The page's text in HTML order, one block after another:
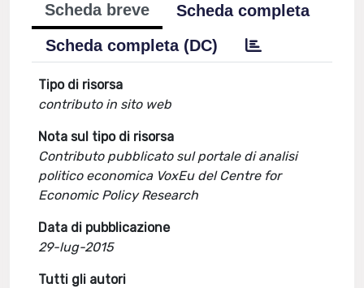
Scheda breve
Scheda completa
Scheda completa (DC)
Tipo di risorsa
contributo in sito web
Nota sul tipo di risorsa
Contributo pubblicato sul portale di analisi
politico economica VoxEu del Centre for
Economic Policy Research
Data di pubblicazione
29-lug-2015
Tutti gli autori